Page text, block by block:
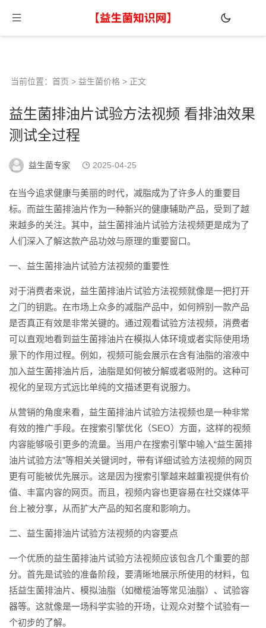
当前位置： 首页 > 益生菌价格 > 正文
益生菌排油片试验方法视频 看排油效果
测试全过程
益生菌专家 2025-04-25
在当今追求健康与美丽的时代，减脂成为了许多人的重要目
标。而益生菌排油片作为一种新兴的健康辅助产品，受到了越
来越多的关注。其中，益生菌排油片试验方法视频更是成为了
人们深入了解这款产品功效与原理的重要窗口。
一、益生菌排油片试验方法视频的重要性
对于消费者来说，益生菌排油片试验方法视频就像是一把打开
之门的钥匙。在市场上众多的减脂产品中，如何辨别一款产品
是否真正有效是非常关键的。通过观看试验方法视频，消费者
可以直观地看到益生菌排油片在模拟人体环境或者实际使用场
景下的作用过程。例如，视频可能会展示在含有油脂的溶液中
加入益生菌排油片后，油脂是如何被分解或者吸附的。这种可
视化的呈现方式远比单纯的文描述更有说服力。
从营销的角度来看，益生菌排油片试验方法视频也是一种非常
有效的推广手段。在搜索引擎优化（SEO）方面，这样的视频
内容能够吸引更多的流量。当用户在搜索引擎中输入“益生菌排
油片试验方法”等相关关键词时，带有详细试验方法视频的网页
更有可能被优先展示。这是因为搜索引擎越来越重视提供有价
值、丰富内容的网页。而且，视频内容也更容易在社交媒体平
台上被分享，从而扩大产品的知名度和影响力。
二、益生菌排油片试验方法视频的内容要点
一个优质的益生菌排油片试验方法视频应该包含几个重要的部
分。首先是试验的准备阶段，要清晰地展示所使用的材料，包
括益生菌排油片、模拟油脂（如橄榄油等常见油脂）、试验容
器等。这就像是一场科学实验的开场，让观众对整个试验有一
个初步的了解。